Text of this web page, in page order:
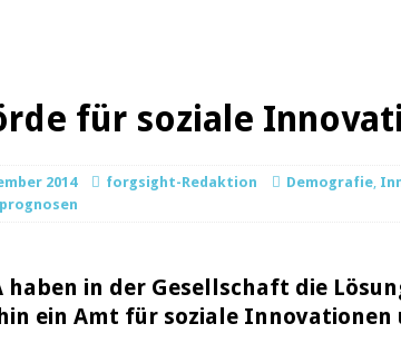
für soziale
2014 forgsight-Redaktion Demografie,
haben in der Gesellschaft die
ein Amt für soziale